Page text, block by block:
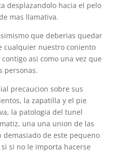
desplazandolo hacia el pelo
mas llamativa.
que deberias quedar
cualquier nuestro coniento
asi­ como una vez que
personas.
precaucion sobre sus
la zapatilla y el pie
la patologi­a del tunel
una una union de las
demasiado de este pequeno
si no le importa hacerse